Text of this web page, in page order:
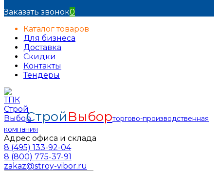
Заказать звонок0
Каталог товаров
Для бизнеса
Доставка
Скидки
Контакты
Тендеры
СтройВыборторгово-производственная
компания
Адрес офиса и склада
8 (495) 133-92-04
8 (800) 775-37-91
zakaz@stroy-vibor.ru